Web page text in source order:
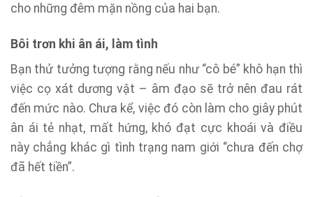
cho những đêm mặn nồng của hai bạn.
Bôi trơn khi ân ái, làm tình
Bạn thử tưởng tượng rằng nếu như “cô bé” khô hạn thì
việc cọ xát dương vật – âm đạo sẽ trở nên đau rát
đến mức nào. Chưa kể, việc đó còn làm cho giây phút
ân ái tẻ nhạt, mất hứng, khó đạt cực khoái và điều
này chẳng khác gì tình trạng nam giới “chưa đến chợ
đã hết tiền”.